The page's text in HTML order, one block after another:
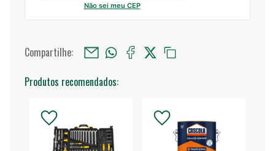
Não sei meu CEP
Compartilhe:
Produtos recomendados: